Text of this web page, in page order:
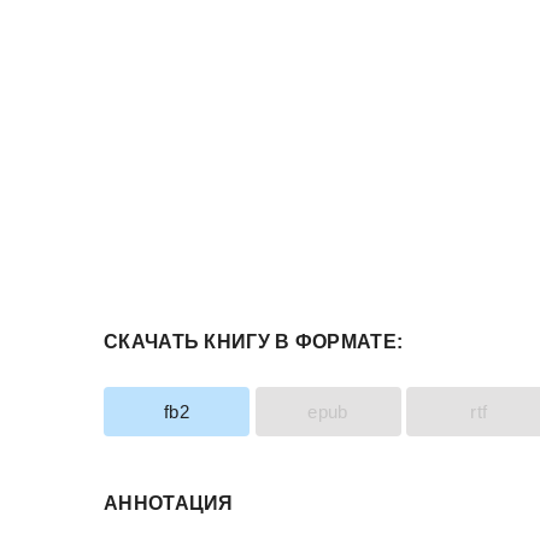
СКАЧАТЬ КНИГУ В ФОРМАТЕ:
fb2 epub rtf
АННОТАЦИЯ